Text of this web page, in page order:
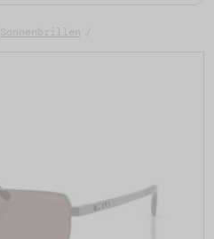
Sonnenbrillen